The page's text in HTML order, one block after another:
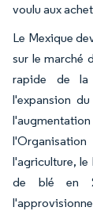
voulu aux
Le Mexique
sur le marché
rapide de la
l'expansion
l'agriculture, le
de blé en